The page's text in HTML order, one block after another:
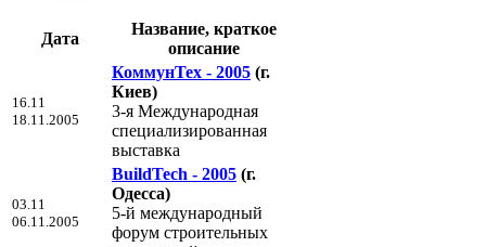
Дата
Название, краткое
описание
16.11
18.11.2005
КоммунТех - 2005 (г.
Киев)
3-я Международная
специализированная
выставка
03.11
06.11.2005
BuildTech - 2005 (г.
Одесса)
5-й международный
форум строительных